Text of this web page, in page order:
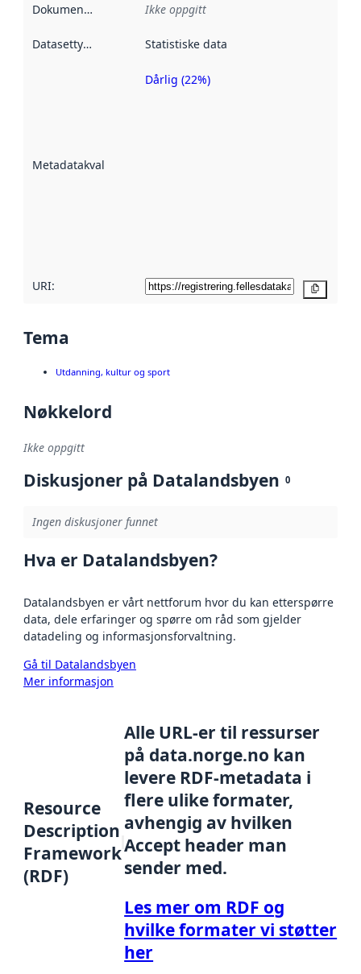
Dokumentasjon Ikke oppgitt
Datasettype Statistiske data
Metadatakvalitet
Metadatakvalitet
Dårlig (22%)
URI:
Tema
Utdanning, kultur og sport
Nøkkelord
Ikke oppgitt
Diskusjoner på Datalandsbyen 0
Ingen diskusjoner funnet
Hva er Datalandsbyen?
Datalandsbyen er vårt nettforum hvor du kan etterspørre
data, dele erfaringer og spørre om råd som gjelder
datadeling og informasjonsforvaltning.
Gå til Datalandsbyen
Mer informasjon
Resource
Description
Framework
(RDF)
Alle URL-er til ressurser
på data.norge.no kan
levere RDF-metadata i
flere ulike formater,
avhengig av hvilken
Accept header man
sender med.
Les mer om RDF og
hvilke formater vi støtter
her